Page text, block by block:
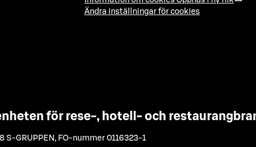
Ändra inställningar för cookies
för rese-, hotell- och
S-GRUPPEN , FO-nummer 0116323-1